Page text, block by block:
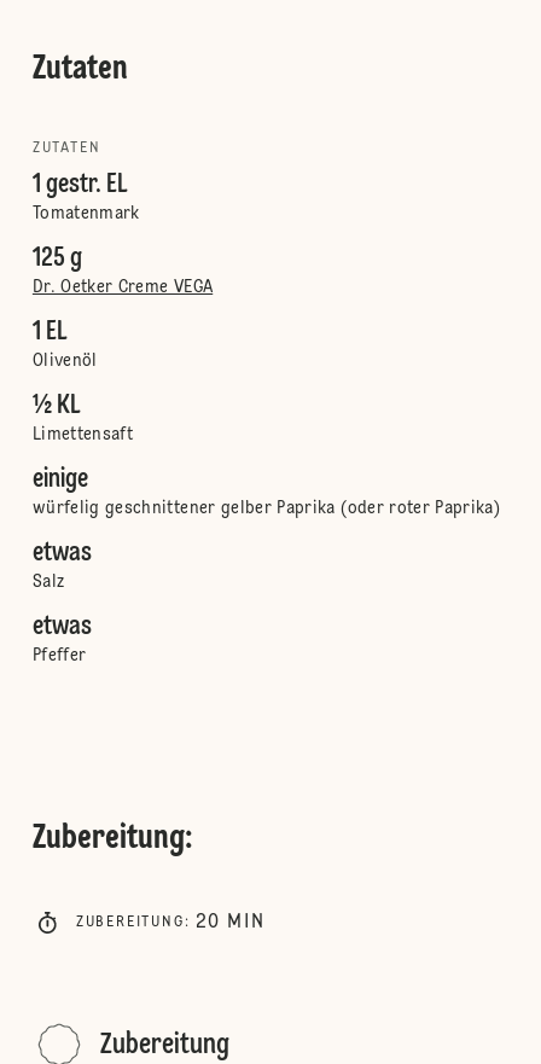
Zutaten
ZUTATEN
1 gestr. EL
Tomatenmark
125 g
Dr. Oetker Creme VEGA
1 EL
Olivenöl
½ KL
Limettensaft
einige
würfelig geschnittener gelber Paprika (oder roter Paprika)
etwas
Salz
etwas
Pfeffer
Zubereitung:
ZUBEREITUNG : 20 MIN
Zubereitung